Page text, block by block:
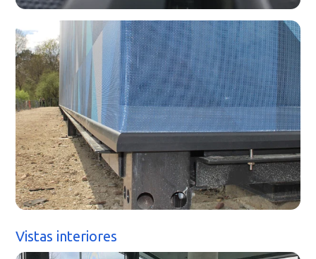
Vistas interiores